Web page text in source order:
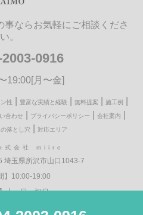
ならお気軽にご相談くださ
い。
0916
19:00[月〜金]
性 豊富な実績と経験 無料提案 施工例
合わせ プライバシーポリシー 会社案内
落とし穴 対応エリア
式会社 miire
埼玉県所沢市山口1043-7
】10:00-19:00
土・日・祝日